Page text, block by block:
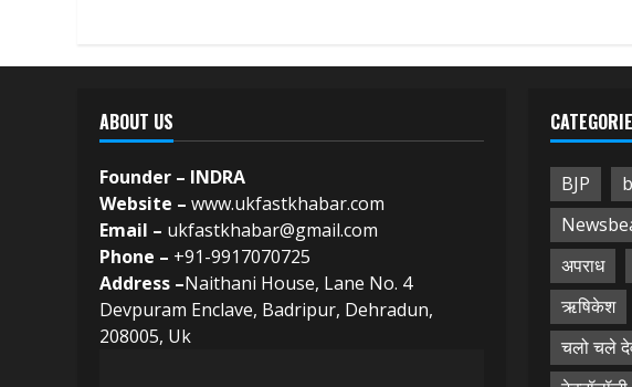
ABOUT US
Founder – INDRA
Website – www.ukfastkhabar.com
Email – ukfastkhabar@gmail.com
Phone – +91-9917070725
Address –Naithani House, Lane No. 4
Devpuram Enclave, Badripur, Dehradun,
208005, Uk
BJP
अपराध
ऋषिकेश
चलो चले